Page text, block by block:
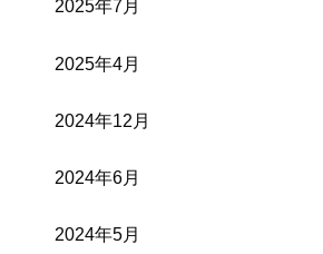
2025年7月
2025年4月
2024年12月
2024年6月
2024年5月